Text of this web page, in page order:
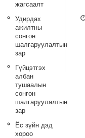
жагсаалт
Удирдах
ажилтны
сонгон
шалгаруулалтын
зар
Гүйцэтгэх
албан
тушаалын
сонгон
шалгаруулалтын
зар
Ёс зүйн дэд
хороо